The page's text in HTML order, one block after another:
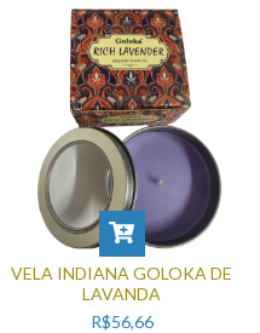
VELA INDIANA GOLOKA DE
LAVANDA
R$56,66